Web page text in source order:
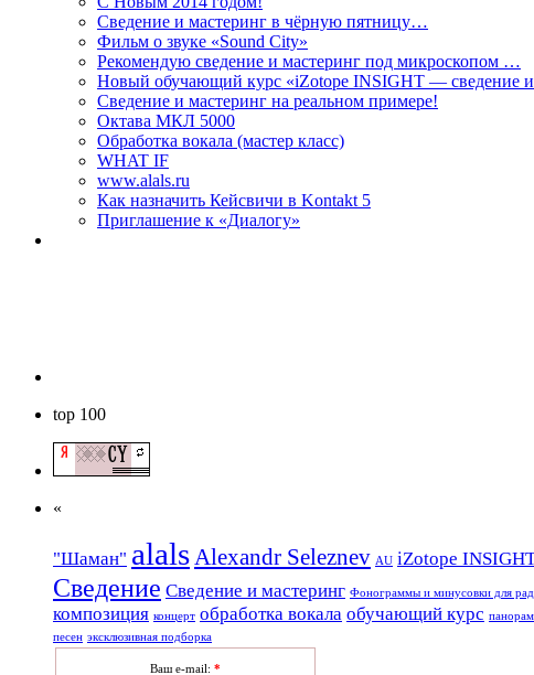
Сведение и мастеринг в чёрную пятницу…
Фильм о звуке «Sоund Сity»
Рекомендую сведение и мастеринг под микроскопом …
Новый обучающий курс «iZotope INSIGHT — сведение и
Сведение и мастеринг на реальном примере!
Октава МКЛ 5000
Обработка вокала (мастер класс)
WHAT IF
www.alals.ru
Как назначить Кейсвичи в Kontakt 5
Приглашение к «Диалогу»
top 100
«
"Шаман" alals Alexandr Seleznev AU iZotope
Сведение Сведение и мастеринг Фонограммы и минусовки для
композиция концерт обработка вокала обучающий курс
песен эксклюзивная подборка
Ваш e-mail: *